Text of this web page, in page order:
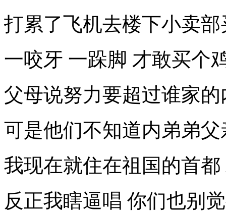
打累了飞机去楼下小卖
一咬牙 一跺脚 才敢买个
父母说努力要超过谁家
可是他们不知道内弟弟
我现在就住在祖国的首
反正我瞎逼唱 你们也别